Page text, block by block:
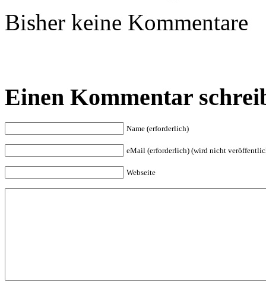
Bisher keine Kommentare
Einen Kommentar
Name (erforderlich)
eMail (erforderlich) (wird nicht
Webseite